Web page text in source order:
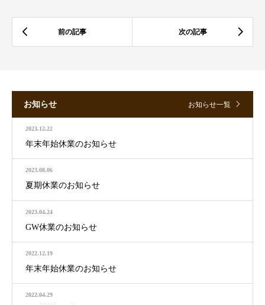
お知らせ お知らせ一覧
2023.12.22
年末年始休業のお知らせ
2023.08.06
夏期休業のお知らせ
2023.04.24
GW休業のお知らせ
2022.12.19
年末年始休業のお知らせ
2022.04.29